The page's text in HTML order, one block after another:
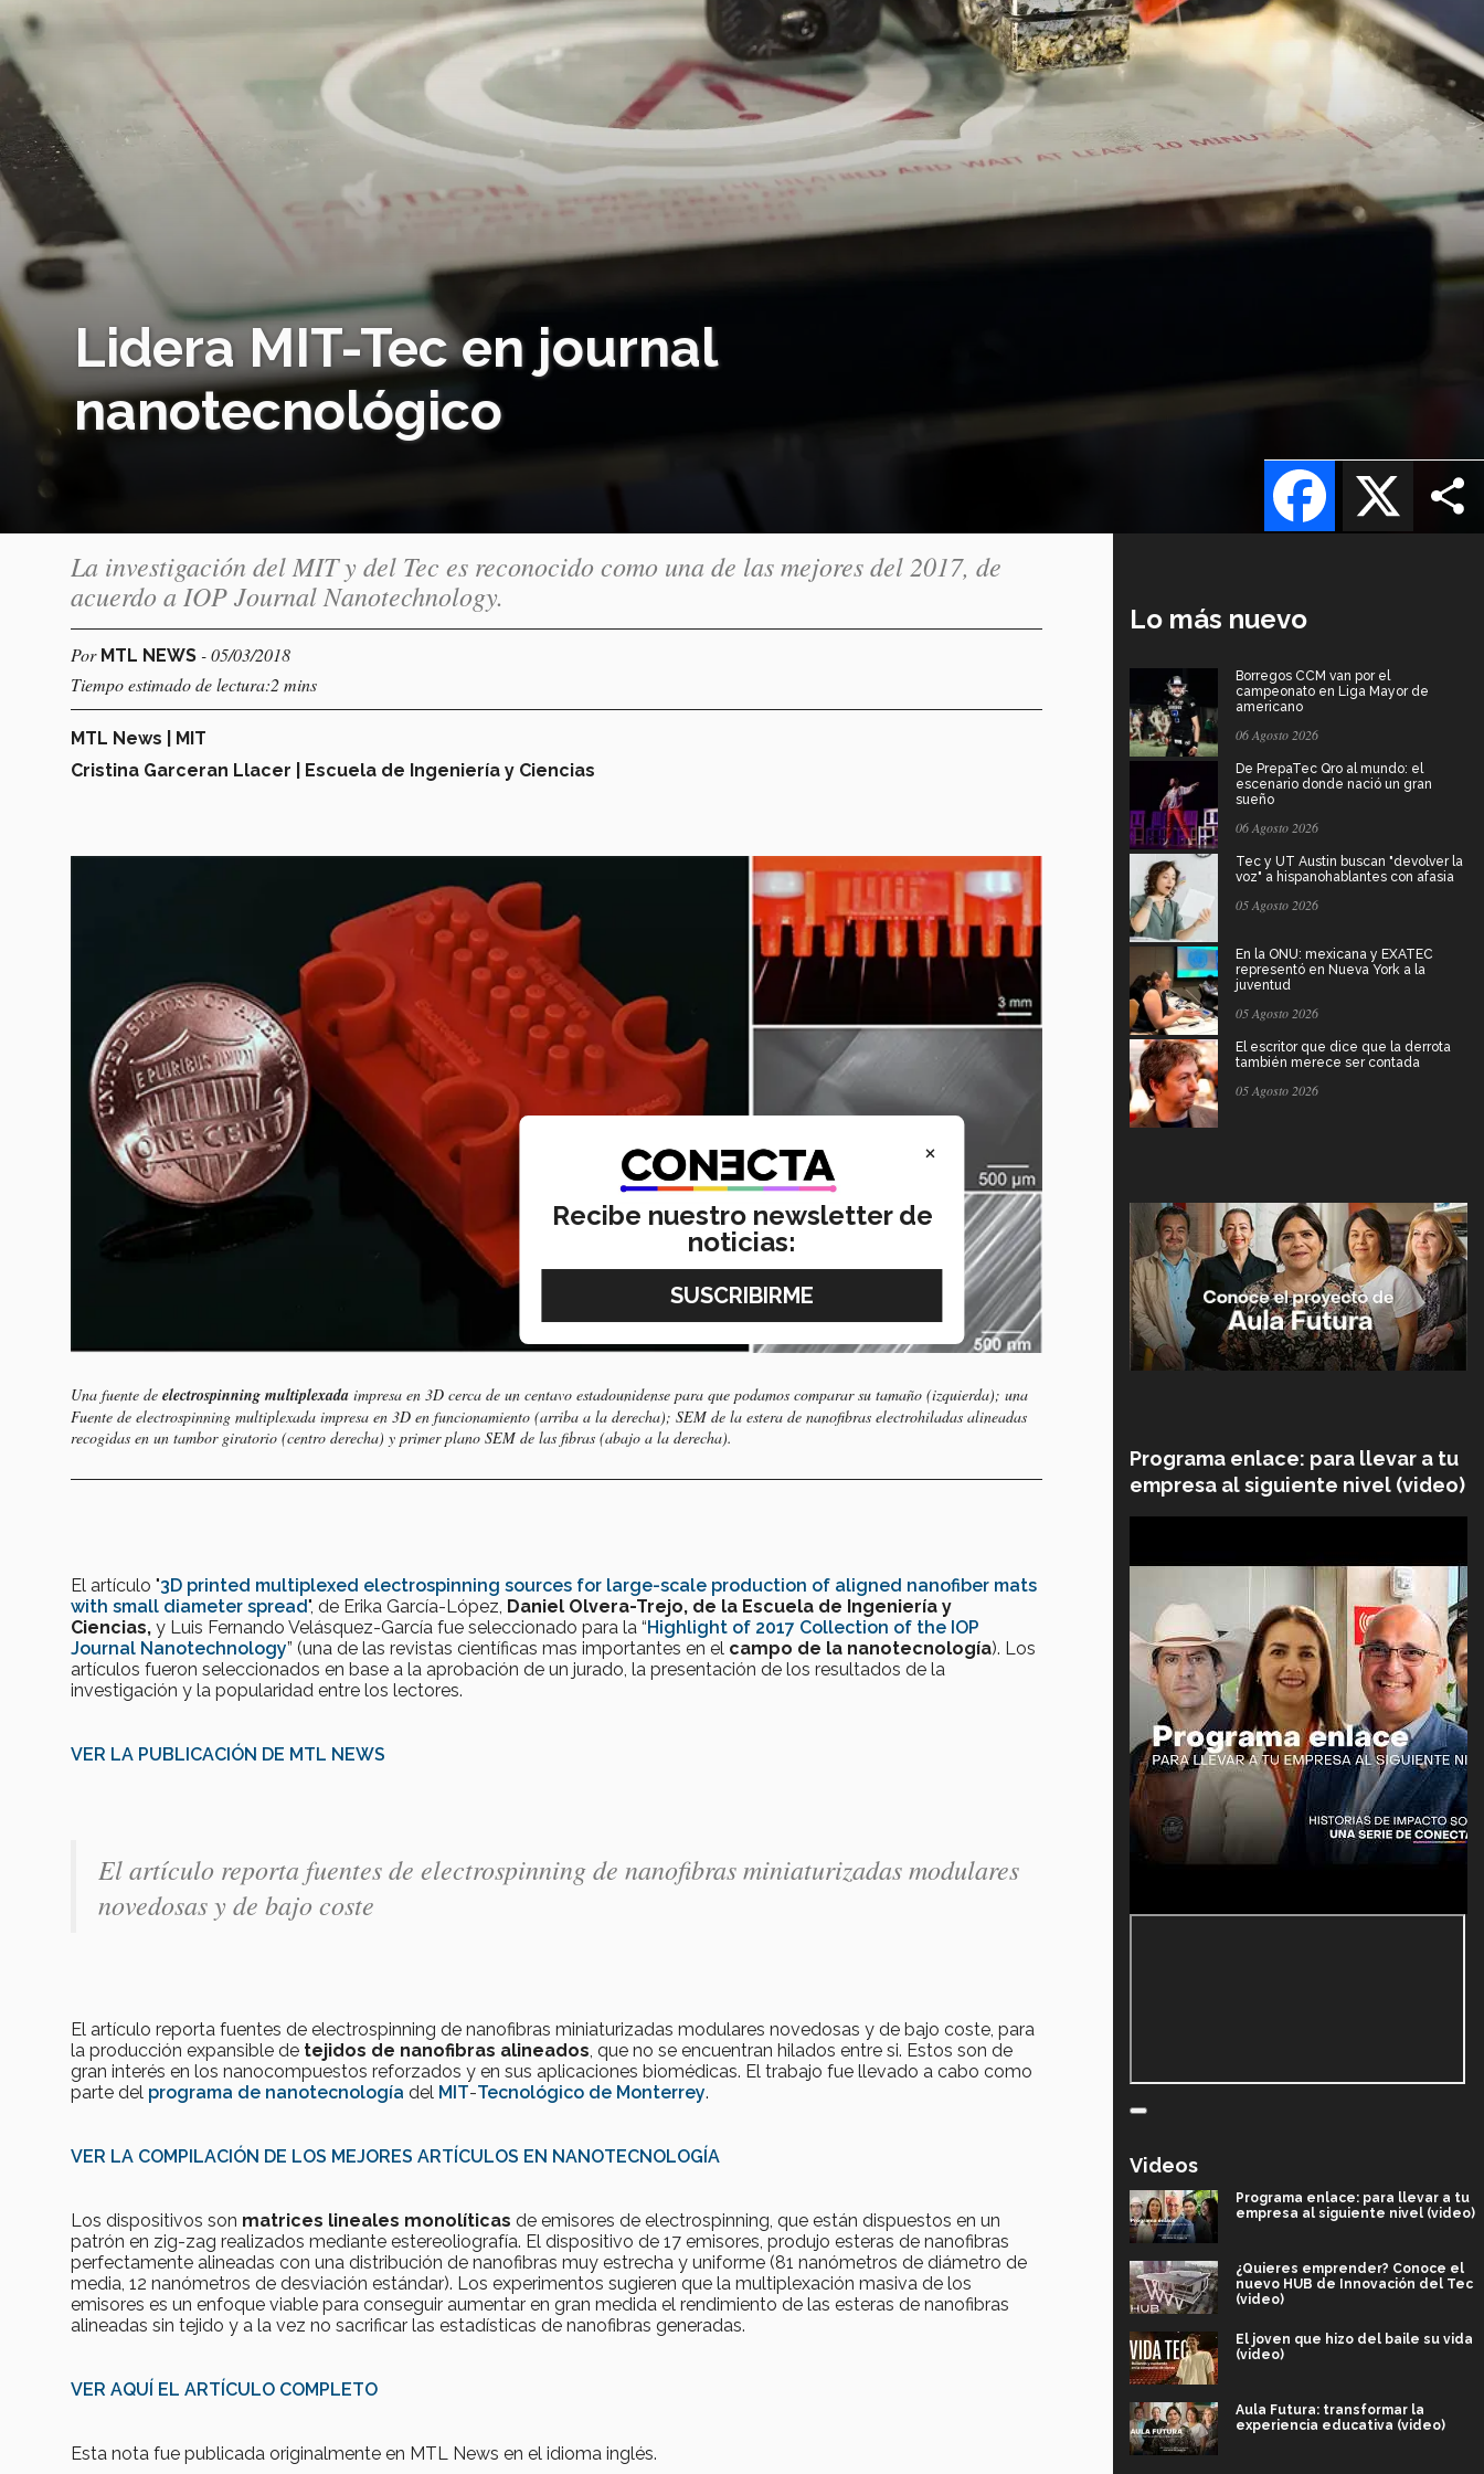
Lidera MIT-Tec en journal
nanotecnológico
X
Facebook
La investigación del MIT y del Tec es reconocido como una de las mejores del 2017, de
acuerdo a IOP Journal Nanotechnology.
Por MTL NEWS - 05/03/2018
Tiempo estimado de lectura:2 mins
MTL News | MIT
Cristina Garceran Llacer | Escuela de Ingeniería y Ciencias
Una fuente de electrospinning multiplexada impresa en 3D cerca de un centavo estadounidense para que podamos comparar su tamaño (izquierda); una
Fuente de electrospinning multiplexada impresa en 3D en funcionamiento (arriba a la derecha); SEM de la estera de nanofibras electrohiladas alineadas
recogidas en un tambor giratorio (centro derecha) y primer plano SEM de las fibras (abajo a la derecha).
El artículo "3D printed multiplexed electrospinning sources for large-scale production of aligned nanofiber mats
with small diameter spread", de Erika García-López, Daniel Olvera-Trejo, de la Escuela de Ingeniería y
Ciencias, y Luis Fernando Velásquez-García fue seleccionado para la “Highlight of 2017 Collection of the IOP
Journal Nanotechnology” (una de las revistas científicas mas importantes en el campo de la nanotecnología). Los
artículos fueron seleccionados en base a la aprobación de un jurado, la presentación de los resultados de la
investigación y la popularidad entre los lectores.
VER LA PUBLICACIÓN DE MTL NEWS
El artículo reporta fuentes de electrospinning de nanofibras miniaturizadas modulares
novedosas y de bajo coste
El artículo reporta fuentes de electrospinning de nanofibras miniaturizadas modulares novedosas y de bajo coste, para
la producción expansible de tejidos de nanofibras alineados, que no se encuentran hilados entre si. Estos son de
gran interés en los nanocompuestos reforzados y en sus aplicaciones biomédicas. El trabajo fue llevado a cabo como
parte del programa de nanotecnología del MIT-Tecnológico de Monterrey.
VER LA COMPILACIÓN DE LOS MEJORES ARTÍCULOS EN NANOTECNOLOGÍA
Los dispositivos son matrices lineales monolíticas de emisores de electrospinning, que están dispuestos en un
patrón en zig-zag realizados mediante estereoliografía. El dispositivo de 17 emisores, produjo esteras de nanofibras
perfectamente alineadas con una distribución de nanofibras muy estrecha y uniforme (81 nanómetros de diámetro de
media, 12 nanómetros de desviación estándar). Los experimentos sugieren que la multiplexación masiva de los
emisores es un enfoque viable para conseguir aumentar en gran medida el rendimiento de las esteras de nanofibras
alineadas sin tejido y a la vez no sacrificar las estadísticas de nanofibras generadas.
VER AQUÍ EL ARTÍCULO COMPLETO
Esta nota fue publicada originalmente en MTL News en el idioma inglés.
Lo más nuevo
Borregos CCM van por el
campeonato en Liga Mayor de
americano
06 Agosto 2026
De PrepaTec Qro al mundo: el
escenario donde nació un gran
sueño
06 Agosto 2026
Tec y UT Austin buscan "devolver la
voz" a hispanohablantes con afasia
05 Agosto 2026
En la ONU: mexicana y EXATEC
representó en Nueva York a la
juventud
05 Agosto 2026
El escritor que dice que la derrota
también merece ser contada
05 Agosto 2026
Programa enlace: para llevar a tu
empresa al siguiente nivel (video)
Videos
Programa enlace: para llevar a tu
empresa al siguiente nivel (video)
¿Quieres emprender? Conoce el
nuevo HUB de Innovación del Tec
(video)
El joven que hizo del baile su vida
(video)
Aula Futura: transformar la
experiencia educativa (video)
×
Recibe nuestro newsletter de
noticias: